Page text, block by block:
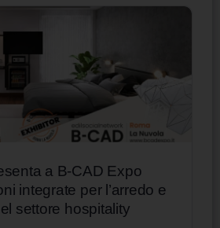
a B-CAD Expo
integrate per l’arredo e
settore hospitality